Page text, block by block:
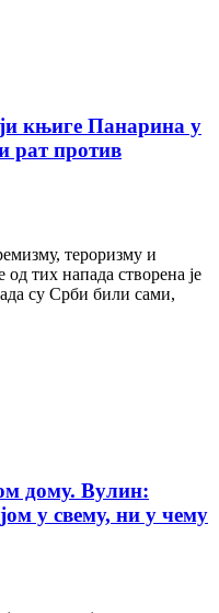
књиге Панарина у
рат против
тероризму и
од тих напада створена је
су Срби били сами,
дому. Вулин:
у свему, ни у чему